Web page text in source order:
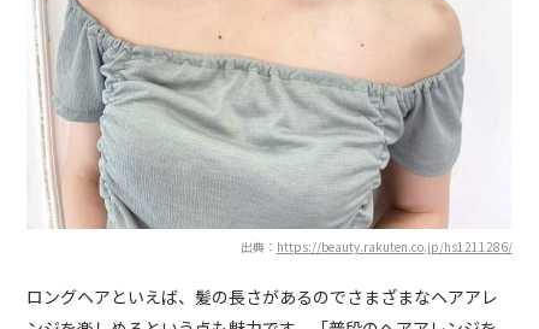
出典： https://beauty.rakuten.co.jp/hs1211286/
ロングヘアといえば、髪の長さがあるのでさまざまなヘアアレ